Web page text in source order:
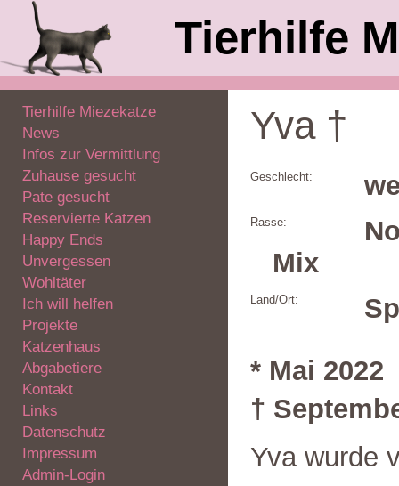
Tierhilfe
Tierhilfe Miezekatze
News
Infos zur Vermittlung
Zuhause gesucht
Pate gesucht
Reservierte Katzen
Happy Ends
Unvergessen
Wohltäter
Ich will helfen
Projekte
Katzenhaus
Abgabetiere
Kontakt
Links
Datenschutz
Impressum
Admin-Login
Yva †
Geschlecht:
Rasse:
Mix
Land/Ort:
* Mai 2022
†
Yva wurde